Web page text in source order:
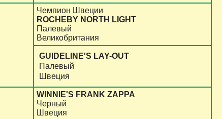
Чемпион Швеции
ROCHEBY NORTH LIGHT
Палевый
Великобритания
GUIDELINE'S LAY-OUT
Палевый
Швеция
WINNIE'S FRANK ZAPPA
Черный
Швеция